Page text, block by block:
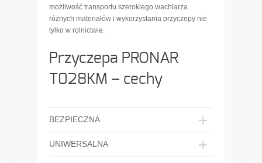
możliwość transportu szerokiego wachlarza
różnych materiałów i wykorzystania przyczepy nie
tylko w rolnictwie.
Przyczepa PRONAR
T028KM – cechy
BEZPIECZNA
UNIWERSALNA